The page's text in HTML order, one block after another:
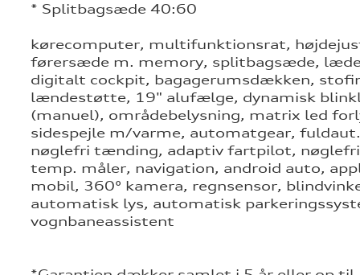
* Splitbagsæde 40:60
kørecomputer, multifunktionsrat,
førersæde m. memory, splitbagsæde,
digitalt cockpit, bagagerumsdækken,
lændestøtte, 19" alufælge, dynamisk
(manuel), områdebelysning, matrix led
sidespejle m/varme, automatgear,
nøglefri tænding, adaptiv fartpilot,
temp. måler, navigation, android auto,
mobil, 360° kamera, regnsensor,
automatisk lys, automatisk
vognbaneassistent